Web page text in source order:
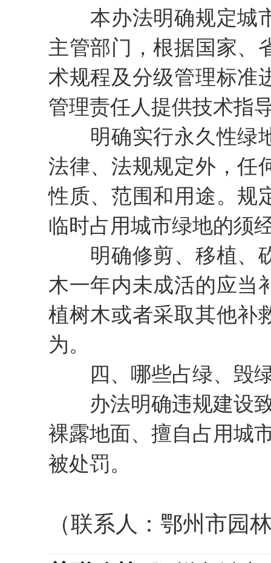
本办法明确规定城市
主管部门，根据国家、
术规程及分级管理标准
管理责任人提供技术指
明确实行永久性绿地
法律、法规规定外，任
性质、范围和用途。规
临时占用城市绿地的须
明确修剪、移植、砍
木一年内未成活的应当
植树木或者采取其他补
为。
四、哪些占绿、毁绿
办法明确违规建设致
裸露地面、擅自占用城
被处罚。
（联系人：鄂州市园